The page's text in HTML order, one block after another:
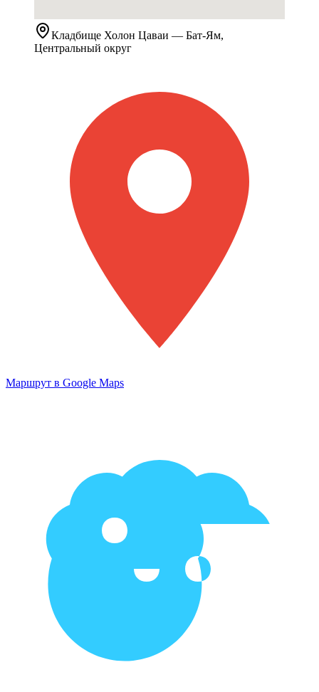
Кладбище Холон Цаваи — Бат-Ям,
Центральный округ
Маршрут в Google Maps